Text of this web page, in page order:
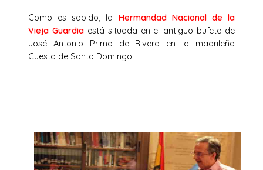
Como es sabido, la Hermandad Nacional de la
Vieja Guardia está situada en el antiguo bufete de
José Antonio Primo de Rivera en la madrileña
Cuesta de Santo Domingo.